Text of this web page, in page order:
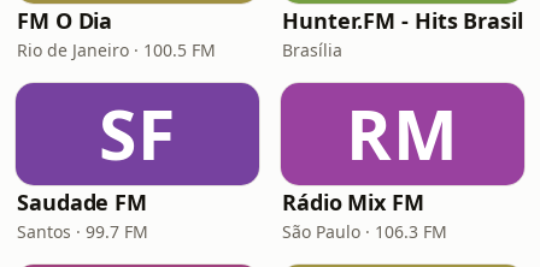
FM O Dia
Rio de Janeiro · 100.5 FM
Hunter.FM - Hits Brasil
Brasília
SF
Saudade FM
Santos · 99.7 FM
RM
Rádio Mix FM
São Paulo · 106.3 FM